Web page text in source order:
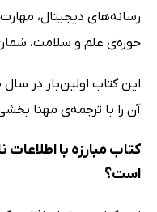
رسانه‌های دیجیتال،
حوزه‌ی علم و سلامت،
آن را با ترجمه‌ی مهنا
کتاب مبارزه با
است؟